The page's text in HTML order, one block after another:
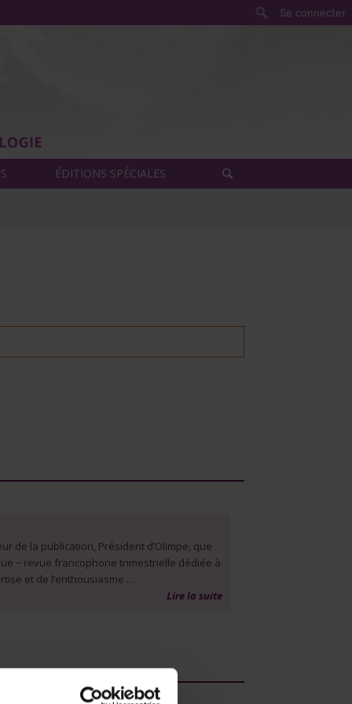
ÉDITIONS SPÉCIALES
de la publication, Président d’Olimpe, que
− revue francophone trimestrielle dédiée à
et de l’enthousiasme …
Lire la suite
Se connecter
Rechercher